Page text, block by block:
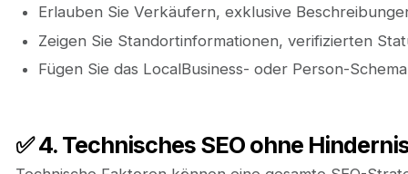
Erlauben Sie Verkäufern, exklusive
Zeigen Sie Standortinformationen, verifizierten
Fügen Sie das LocalBusiness- oder Person-
✅ 4. Technisches SEO ohne